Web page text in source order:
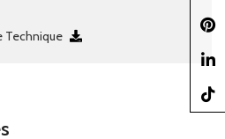
Technique